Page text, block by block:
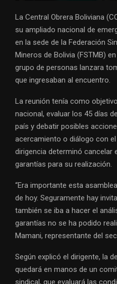
La Central Obrera Boliviana
su ampliado nacional de
en la sede de la Federación
Mineros de Bolivia (FSTMB)
grupo de personas lanzara
que ingresaban al encuentro.
La reunión tenía como
nacional, evaluar los 45 días
país y debatir posibles
acercamiento o diálogo con
dirigencia determinó cancelar
garantías para su realización.
“Era importante esta
de hoy. Seguramente hay
también se iba a hacer el
garantías no se ha podido
Mamani, representante del
Según explicó el dirigente, la
quedará en manos de un
sindical, que evaluará las